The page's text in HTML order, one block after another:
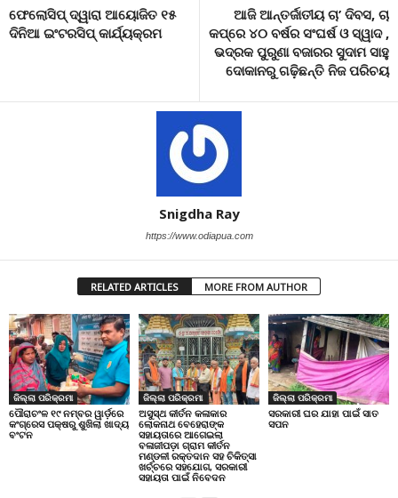
ଫେଲୋସିପ୍ ଦ୍ୱାରା ଆୟୋଜିତ ୧୫
ଦିନିଆ ଇଂଟରସିପ୍ କାର୍ଯ୍ୟକ୍ରମ
ଆଜି ଆନ୍ତର୍ଜାତୀୟ ଚା’ ଦିବସ, ଚା
କପ୍‌ରେ ୪୦ ବର୍ଷର ସଂଘର୍ଷ ଓ ସ୍ୱାଦ ,
ଭଦ୍ରକ ପୁରୁଣା ବଜାରର ସୁଦାମ ସାହୁ
ଦୋକାନରୁ ଗଢ଼ିଛନ୍ତି ନିଜ ପରିଚୟ
Snigdha Ray
https://www.odiapua.com
RELATED ARTICLES MORE FROM AUTHOR
ଜିଲ୍ଲା ପରିକ୍ରମା
ପୌରାଚଂଳ ୧୯ ନମ୍ବର ୱାର୍ଡ଼ରେ
କଂଗ୍ରେସ ପକ୍ଷରୁ ଶୁଖିଲା ଖାଦ୍ୟ
ବଂଟନ
ଜିଲ୍ଲା ପରିକ୍ରମା
ଅସୁସ୍ଥ କୀର୍ତନ କଳାକାର
ଲୋକନାଥ ବେହେରାଙ୍କ
ସହାୟତାରେ ଆଗେଇଲା
ବଳାଜୀପଡ଼ା ଗ୍ରାମ କୀର୍ତନ
ମଣ୍ଡଳୀ ରକ୍ତଦାନ ସହ ଚିକିତ୍ସା
ଖର୍ଚ୍ଚରେ ସହଯୋଗ, ସରକାରୀ
ସହାୟତା ପାଇଁ ନିବେଦନ
ଜିଲ୍ଲା ପରିକ୍ରମା
ସରକାରୀ ଘର ଯାହା ପାଇଁ ସାତ
ସପନ